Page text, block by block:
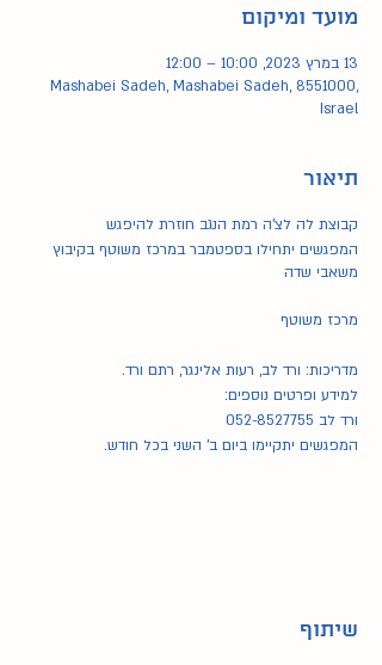
מועד ומיקום
13 במרץ 2023, 10:00 – 12:00
Mashabei Sadeh, Mashabei Sadeh, 8551000,
Israel
תיאור
קבוצת לה לצ'ה רמת הנגב חוזרת להיפגש
המפגשים יתחילו בספטמבר במרכז משוטף בקיבוץ
משאבי שדה
מרכז משוטף
מדריכות: ורד לב, רעות אלינגר, רתם ורד.
למידע ופרטים נוספים:
ורד לב 052-8527755
המפגשים יתקיימו ביום ב' השני בכל חודש.
שיתוף